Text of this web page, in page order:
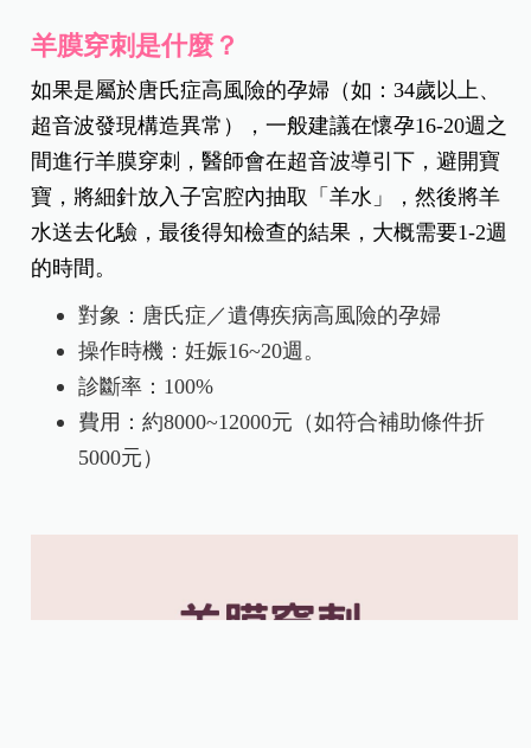
羊膜穿刺是什麼？
如果是屬於唐氏症高風險的孕婦（如：34歲以上、
超音波發現構造異常），一般建議在懷孕16-20週之
間進行羊膜穿刺，醫師會在超音波導引下，避開寶
寶， 將細針放入子宮腔內抽取「羊水」，然後將羊
水送去化驗，最後得知檢查的結果， 大概需要1-2週
的時間。
對象：唐氏症／遺傳疾病高風險的孕婦
操作時機：妊娠16~20週。
診斷率：100%
費用：約8000~12000元（如符合補助條件折
5000元）